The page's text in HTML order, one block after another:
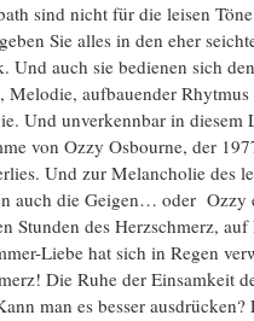
sind nicht für die leisen
Sie alles in den eher
Und auch sie bedienen sich
Melodie, aufbauender
Und unverkennbar in diesem
von Ozzy Osbourne, der
Und zur Melancholie des
auch die Geigen… oder Ozzy
Stunden des Herzschmerz,
Liebe hat sich in Regen
Die Ruhe der Einsamkeit
man es besser ausdrücken?